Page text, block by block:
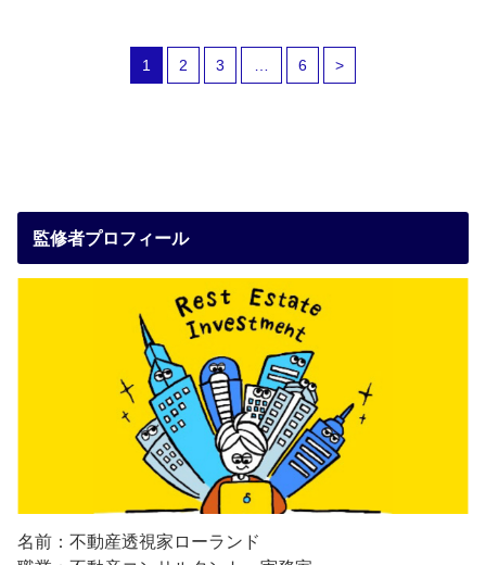
1 2 3 … 6 >
監修者プロフィール
名前：不動産透視家ローランド